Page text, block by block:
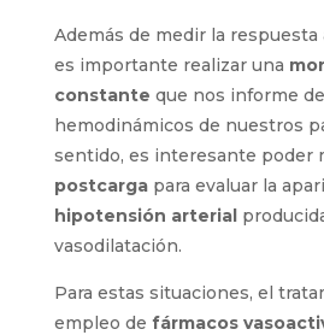
Además de medir la
es importante realizar una
constante que nos informe
hemodinámicos de nuestros
sentido, es interesante poder
postcargapara evaluar la
hipotensión arterial
vasodilatación.
Para estas situaciones, el
empleo de fármacos